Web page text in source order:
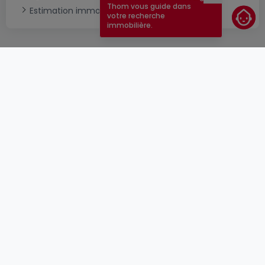
Estimation immobilièreThom vous guide dans
votre recherche
immobilière.